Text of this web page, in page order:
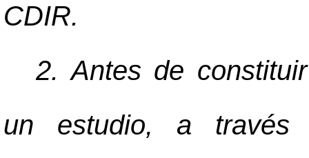
CDIR.
2. Antes de
un estudio, a